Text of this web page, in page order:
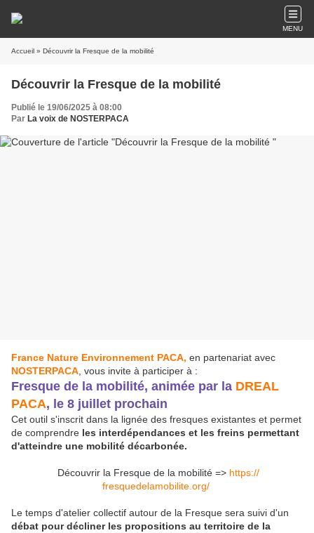
MENU
Accueil » Découvrir la Fresque de la mobilité
Découvrir la Fresque de la mobilité
Publié le 19/06/2025 à 08:00
Par La voix de NOSTERPACA
France Nature Environnement PACA, en partenariat avec
NOSTERPACA , vous invite à participer à :
Fresque de la mobilité, animée par la DREAL
PACA, le 8 juillet prochain
Cet outil s'inscrit dans la lignée des fresques existantes et permet
de comprendre les interdépendances et les freins permettant
d'atteindre une mobilité décarbonée.
Découvrir la Fresque de la mobilité => https://
fresquedelamobilite.org/
Le temps d'atelier collectif autour de la Fresque sera suivi d'un
débat pour décliner les propositions au territoire de la